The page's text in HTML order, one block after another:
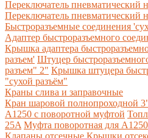
Переключатель пневматический
Переключатель пневматический
Быстроразъемные соединения
Адаптер быстроразъемного
Крышка адаптера
разъем' Штуцер
разъем" 2" Крышка штуцера
"сухой разъём"
Краны слива и заправочные
Кран шаровой полнопроходной
A1250 с поворотной муфтой
25A Муфта поворотная для А1250
Клапаны отсечные Крышки